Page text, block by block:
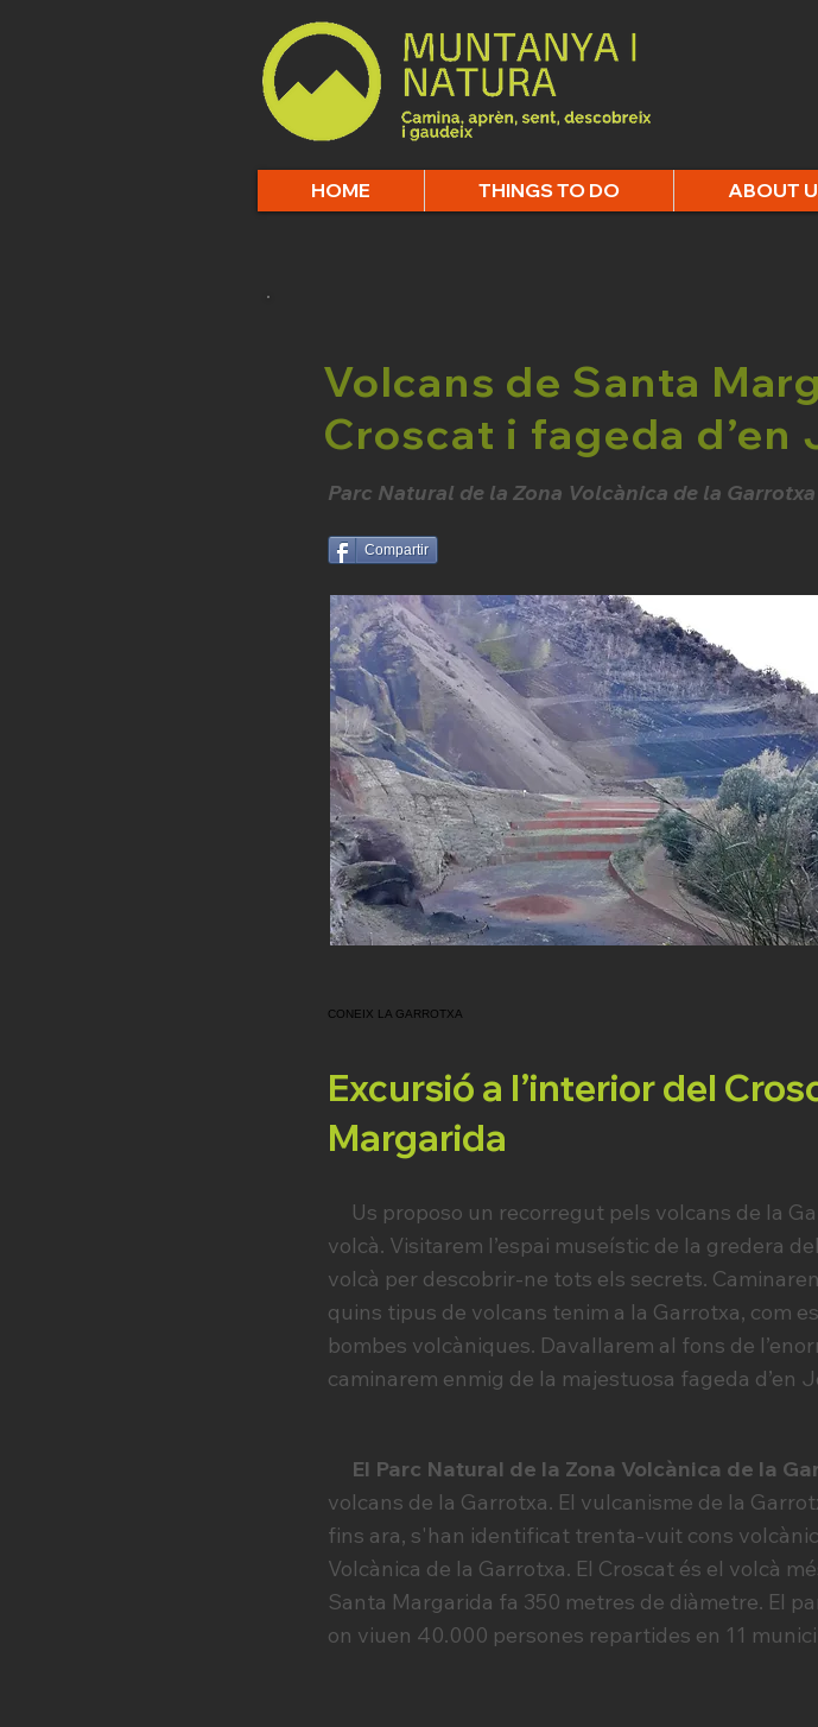
HOME THINGS TO DO ABOUT
Volcans de Santa
Croscat i fageda d’en
Parc Natural de la Zona Volcànica de la Garrotxa
Compartir
CONEIX LA GARROTXA
Excursió a l’interior del
Margarida
Us proposo un recorregut pels volcans de la
volcà. Visitarem l’espai museístic de la gredera
volcà per descobrir-ne tots els secrets.
quins tipus de volcans tenim a la Garrotxa, com
bombes volcàniques. Davallarem al fons de
caminarem enmig de la majestuosa fageda d’en
El Parc Natural de la Zona Volcànica de la
volcans de la Garrotxa. El vulcanisme de la
fins ara, s'han identificat trenta-vuit cons
Volcànica de la Garrotxa. El Croscat és el volcà
Santa Margarida fa 350 metres de diàmetre. El
on viuen 40.000 persones repartides en 11